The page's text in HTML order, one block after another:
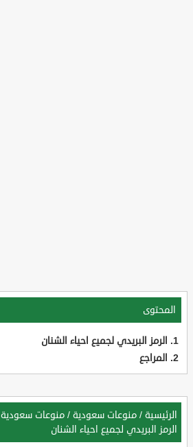
المحتوى
الرمز البريدي لجميع احياء الشنان
المراجع
الرئيسية / منوعات سعودية / منوعات سعودية 7
الرمز البريدي لجميع احياء الشنان